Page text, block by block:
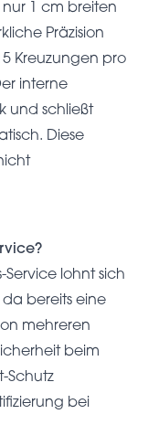
1 cm breiten
Präzision
Kreuzungen pro
interne
und schließt
Diese
Service lohnt sich
da bereits eine
mehreren
beim
Schutz
bei